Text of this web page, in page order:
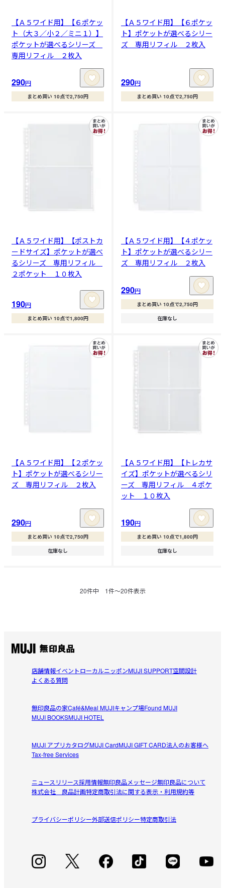
【Ａ５ワイド用】【６ポケッ
ト（大３／小２／ミニ１）】
ポケットが選べるシリーズ
専用リフィル ２枚入
290円
まとめ買い 10点で2,750円
【Ａ５ワイド用】【６ポケッ
ト】ポケットが選べるシリー
ズ 専用リフィル ２枚入
290円
まとめ買い 10点で2,750円
【Ａ５ワイド用】【ポストカ
ードサイズ】ポケットが選べ
るシリーズ 専用リフィル
２ポケット １０枚入
190円
まとめ買い 10点で1,800円
【Ａ５ワイド用】【４ポケッ
ト】ポケットが選べるシリー
ズ 専用リフィル ２枚入
290円
まとめ買い 10点で2,750円
在庫なし
【Ａ５ワイド用】【２ポケッ
ト】ポケットが選べるシリー
ズ 専用リフィル ２枚入
290円
まとめ買い 10点で2,750円
在庫なし
【Ａ５ワイド用】【トレカサ
イズ】ポケットが選べるシリ
ーズ 専用リフィル ４ポケ
ット １０枚入
190円
まとめ買い 10点で1,800円
在庫なし
20件中 1件〜20件表示
店舗情報イベントローカルニッポンMUJI SUPPORT空間設計
よくある質問
無印良品の家Café&Meal MUJIキャンプ場Found MUJI
MUJI BOOKSMUJI HOTEL
MUJI アプリカタログMUJI CardMUJI GIFT CARD法人のお客様へ
Tax-free Services
ニュースリリース採用情報無印良品メッセージ無印良品について
株式会社 良品計画特定商取引法に関する表示・利用規約等
プライバシーポリシー外部送信ポリシー特定商取引法